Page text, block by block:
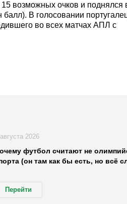
возможных очков и поднялся
В голосовании
во всех матчах АПЛ с
футбол считают не
(он там как бы есть, но всё
Перейти
2026